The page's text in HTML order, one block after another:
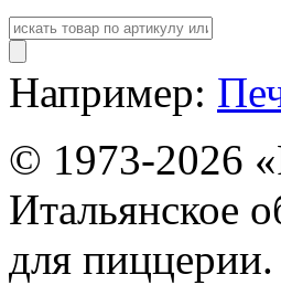
Например:
© 1973-2026
Итальянское
для